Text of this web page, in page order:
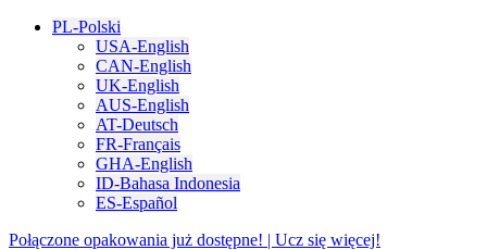
PL-Polski
USA-English
CAN-English
UK-English
AUS-English
AT-Deutsch
FR-Français
GHA-English
ID-Bahasa Indonesia
ES-Español
Połączone opakowania już dostępne! | Ucz się więcej!